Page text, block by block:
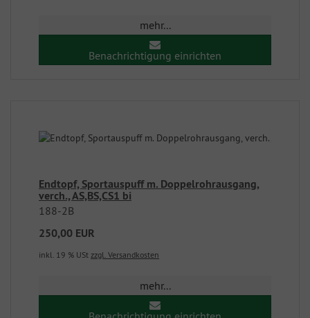
mehr...
Benachrichtigung einrichten
Endtopf, Sportauspuff m. Doppelrohrausgang,
verch., AS,BS,CS1 bi
188-2B
250,00 EUR
inkl. 19 % USt zzgl. Versandkosten
mehr...